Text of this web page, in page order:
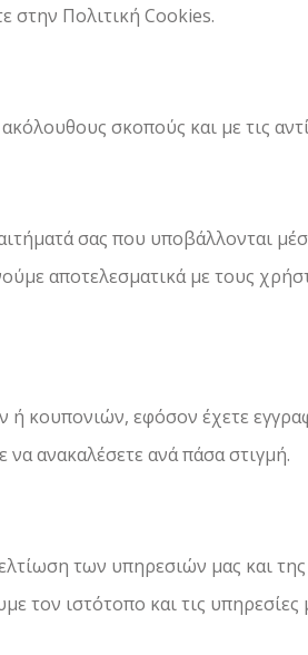
στην Πολιτική Cookies.
σκοπούς και με τις
σας που υποβάλλονται
αποτελεσματικά με τους
κουπονιών, εφόσον έχετε
ανακαλέσετε ανά πάσα στιγμή.
των υπηρεσιών μας και της
ιστότοπο και τις υπηρεσίες